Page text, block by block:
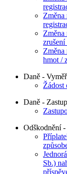
Změna
Změna
Změna
hmot /
Daně -
Žádost
Daně -
Odškodnění -
Sb.)